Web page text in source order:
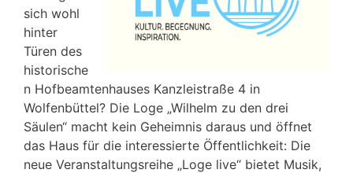
sich wohl
hinter
Türen des
historische
n Hofbeamtenhauses Kanzleistraße 4 in
Wolfenbüttel? Die Loge „Wilhelm zu den drei
Säulen“ macht kein Geheimnis daraus und öffnet
das Haus für die interessierte Öffentlichkeit: Die
neue Veranstaltungsreihe „Loge live“ bietet Musik,